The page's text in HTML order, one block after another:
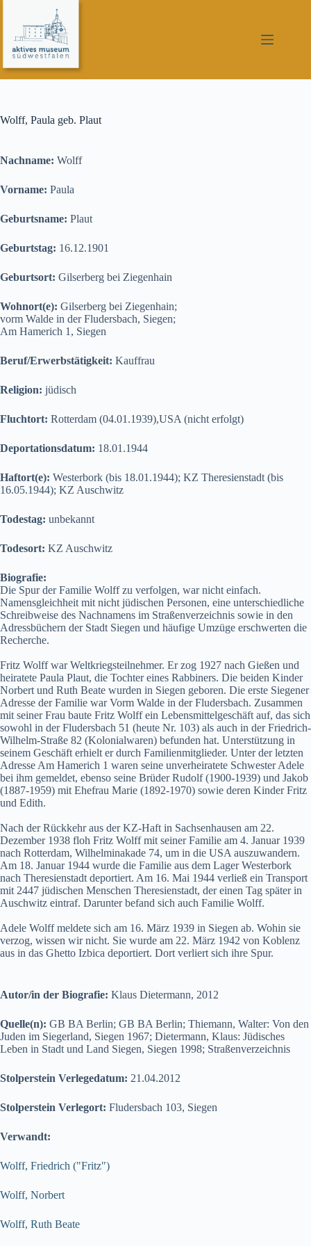
springen
Wolff, Paula geb. Plaut
Nachname: Wolff
Vorname: Paula
Geburtsname: Plaut
Geburtstag: 16.12.1901
Geburtsort: Gilserberg bei Ziegenhain
Wohnort(e): Gilserberg bei Ziegenhain;
vorm Walde in der Fludersbach, Siegen;
Am Hamerich 1, Siegen
Beruf/Erwerbstätigkeit: Kauffrau
Religion: jüdisch
Fluchtort: Rotterdam (04.01.1939),USA (nicht erfolgt)
Deportationsdatum: 18.01.1944
Haftort(e): Westerbork (bis 18.01.1944); KZ Theresienstadt (bis
16.05.1944); KZ Auschwitz
Todestag: unbekannt
Todesort: KZ Auschwitz
Biografie:
Die Spur der Familie Wolff zu verfolgen, war nicht einfach.
Namensgleichheit mit nicht jüdischen Personen, eine unterschiedliche
Schreibweise des Nachnamens im Straßenverzeichnis sowie in den
Adressbüchern der Stadt Siegen und häufige Umzüge erschwerten die
Recherche.
Fritz Wolff war Weltkriegsteilnehmer. Er zog 1927 nach Gießen und
heiratete Paula Plaut, die Tochter eines Rabbiners. Die beiden Kinder
Norbert und Ruth Beate wurden in Siegen geboren. Die erste Siegener
Adresse der Familie war Vorm Walde in der Fludersbach. Zusammen
mit seiner Frau baute Fritz Wolff ein Lebensmittelgeschäft auf, das sich
sowohl in der Fludersbach 51 (heute Nr. 103) als auch in der Friedrich-
Wilhelm-Straße 82 (Kolonialwaren) befunden hat. Unterstützung in
seinem Geschäft erhielt er durch Familienmitglieder. Unter der letzten
Adresse Am Hamerich 1 waren seine unverheiratete Schwester Adele
bei ihm gemeldet, ebenso seine Brüder Rudolf (1900-1939) und Jakob
(1887-1959) mit Ehefrau Marie (1892-1970) sowie deren Kinder Fritz
und Edith.
Nach der Rückkehr aus der KZ-Haft in Sachsenhausen am 22.
Dezember 1938 floh Fritz Wolff mit seiner Familie am 4. Januar 1939
nach Rotterdam, Wilhelminakade 74, um in die USA auszuwandern.
Am 18. Januar 1944 wurde die Familie aus dem Lager Westerbork
nach Theresienstadt deportiert. Am 16. Mai 1944 verließ ein Transport
mit 2447 jüdischen Menschen Theresienstadt, der einen Tag später in
Auschwitz eintraf. Darunter befand sich auch Familie Wolff.
Adele Wolff meldete sich am 16. März 1939 in Siegen ab. Wohin sie
verzog, wissen wir nicht. Sie wurde am 22. März 1942 von Koblenz
aus in das Ghetto Izbica deportiert. Dort verliert sich ihre Spur.
Autor/in der Biografie: Klaus Dietermann, 2012
Quelle(n): GB BA Berlin; GB BA Berlin; Thiemann, Walter: Von den
Juden im Siegerland, Siegen 1967; Dietermann, Klaus: Jüdisches
Leben in Stadt und Land Siegen, Siegen 1998; Straßenverzeichnis
Stolperstein Verlegedatum: 21.04.2012
Stolperstein Verlegort: Fludersbach 103, Siegen
Verwandt:
Wolff, Friedrich ("Fritz")
Wolff, Norbert
Wolff, Ruth Beate